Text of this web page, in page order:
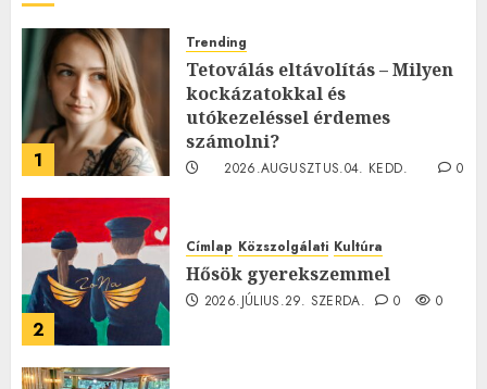
1
Trending
Tetoválás eltávolítás – Milyen
kockázatokkal és
utókezeléssel érdemes
számolni?
2026.AUGUSZTUS.04. KEDD.
0
2
Címlap Közszolgálati Kultúra
Hősök gyerekszemmel
2026.JÚLIUS.29. SZERDA. 0 0